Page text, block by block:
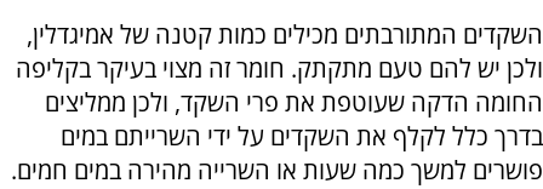
השקדים המתורבתים מכילים כמות קטנה של אמיגדלין,
ולכן יש להם טעם מתקתק. חומר זה מצוי בעיקר בקליפה
החומה הדקה שעוטפת את פרי השקד, ולכן ממליצים
בדרך כלל לקלף את השקדים על ידי השרייתם במים
פושרים למשך כמה שעות או השרייה מהירה במים חמים.